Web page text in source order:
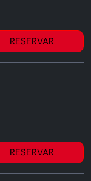
RESERVAR
RESERVAR